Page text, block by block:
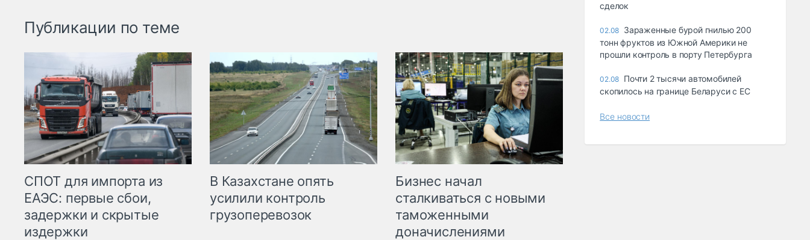
Публикации по теме
СПОТ для импорта из
ЕАЭС: первые сбои,
задержки и скрытые
издержки
В Казахстане опять
усилили контроль
грузоперевозок
Бизнес начал
сталкиваться с новыми
таможенными
доначислениями
сделок
02.08 Зараженные бурой гнилью 200
тонн фруктов из Южной Америки не
прошли контроль в порту Петербурга
02.08 Почти 2 тысячи автомобилей
скопилось на границе Беларуси с ЕС
Все новости